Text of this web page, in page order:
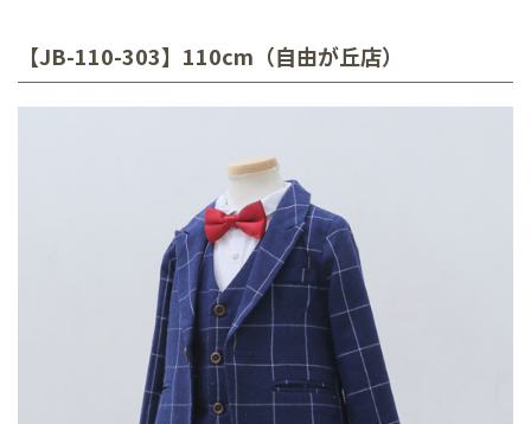
【JB-110-303】110cm（自由が丘店）